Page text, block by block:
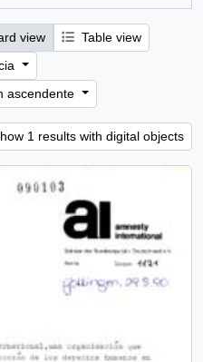
view
Table view
ascendente
1 results with digital objects